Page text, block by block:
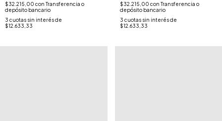
$32.215,00 con Transferencia o
depósito bancario
3 cuotas sin interés de
$12.633,33
$32.215,00 con Transferencia o
depósito bancario
3 cuotas sin interés de
$12.633,33